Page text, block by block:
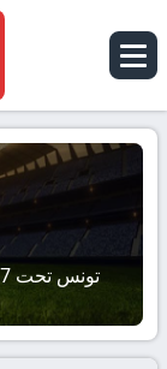
تونس تحت 17